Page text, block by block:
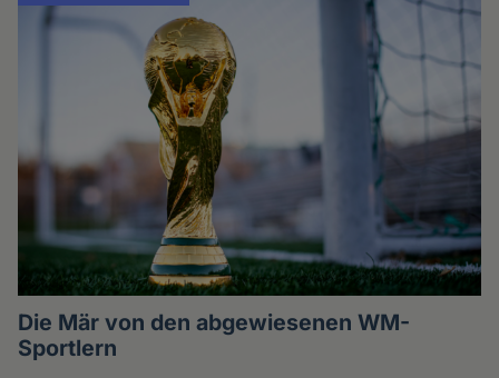
Die Mär von den abgewiesenen WM-
Sportlern